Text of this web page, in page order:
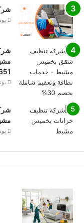
يونيو
يونيو
يونيو